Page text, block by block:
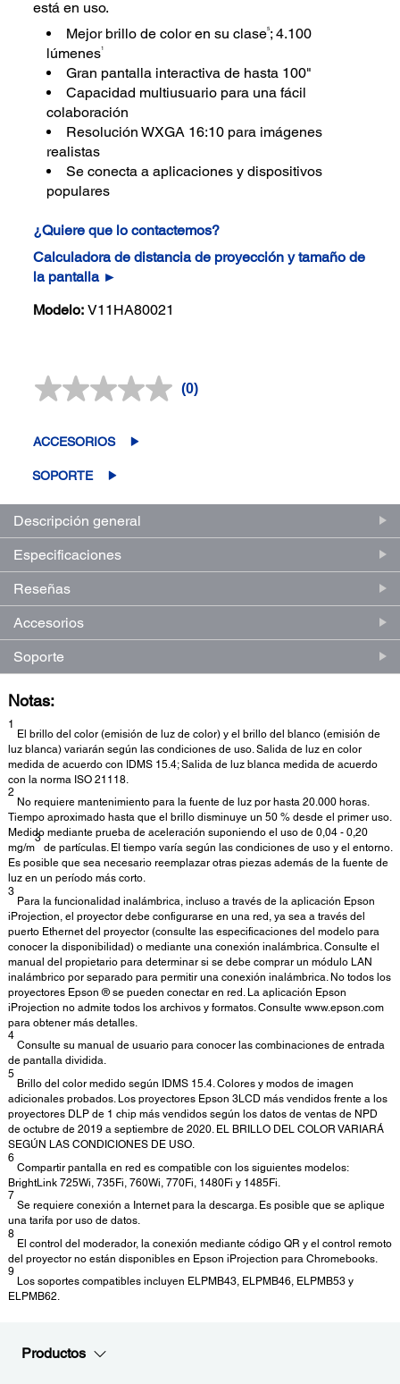
está en uso.
Mejor brillo de color en su clase5; 4.100
lúmenes1
Gran pantalla interactiva de hasta 100"
Capacidad multiusuario para una fácil
colaboración
Resolución WXGA 16:10 para imágenes
realistas
Se conecta a aplicaciones y dispositivos
populares
¿Quiere que lo contactemos?
Calculadora de distancia de proyección y tamaño de
la pantalla ►
Modelo: V11HA80021
Sin
(0)
ACCESORIOS
SOPORTE
Descripción general
Especificaciones
Reseñas
Accesorios
Soporte
Notas:
1
El brillo del color (emisión de luz de color) y el brillo del blanco (emisión de
luz blanca) variarán según las condiciones de uso. Salida de luz en color
medida de acuerdo con IDMS 15.4; Salida de luz blanca medida de acuerdo
con la norma ISO 21118.
2
No requiere mantenimiento para la fuente de luz por hasta 20.000 horas.
Tiempo aproximado hasta que el brillo disminuye un 50 % desde el primer uso.
Medido mediante prueba de aceleración suponiendo el uso de 0,04 - 0,20
mg/m
3
de partículas. El tiempo varía según las condiciones de uso y el entorno.
Es posible que sea necesario reemplazar otras piezas además de la fuente de
luz en un período más corto.
3
Para la funcionalidad inalámbrica, incluso a través de la aplicación Epson
iProjection, el proyector debe configurarse en una red, ya sea a través del
puerto Ethernet del proyector (consulte las especificaciones del modelo para
conocer la disponibilidad) o mediante una conexión inalámbrica. Consulte el
manual del propietario para determinar si se debe comprar un módulo LAN
inalámbrico por separado para permitir una conexión inalámbrica. No todos los
proyectores Epson ® se pueden conectar en red. La aplicación Epson
iProjection no admite todos los archivos y formatos. Consulte www.epson.com
para obtener más detalles.
4
Consulte su manual de usuario para conocer las combinaciones de entrada
de pantalla dividida.
5
Brillo del color medido según IDMS 15.4. Colores y modos de imagen
adicionales probados. Los proyectores Epson 3LCD más vendidos frente a los
proyectores DLP de 1 chip más vendidos según los datos de ventas de NPD
de octubre de 2019 a septiembre de 2020. EL BRILLO DEL COLOR VARIARÁ
SEGÚN LAS CONDICIONES DE USO.
6
Compartir pantalla en red es compatible con los siguientes modelos:
BrightLink 725Wi, 735Fi, 760Wi, 770Fi, 1480Fi y 1485Fi.
7
Se requiere conexión a Internet para la descarga. Es posible que se aplique
una tarifa por uso de datos.
8
El control del moderador, la conexión mediante código QR y el control remoto
del proyector no están disponibles en Epson iProjection para Chromebooks.
9
Los soportes compatibles incluyen ELPMB43, ELPMB46, ELPMB53 y
ELPMB62.
Productos